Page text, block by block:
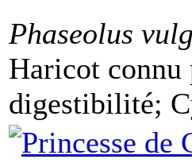
Phaseolus
Haricot connu
digestibilité;